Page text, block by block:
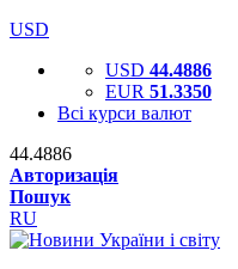
USD
USD 44.4886
EUR 51.3350
Всі курси валют
44.4886
Авторизація
Пошук
RU